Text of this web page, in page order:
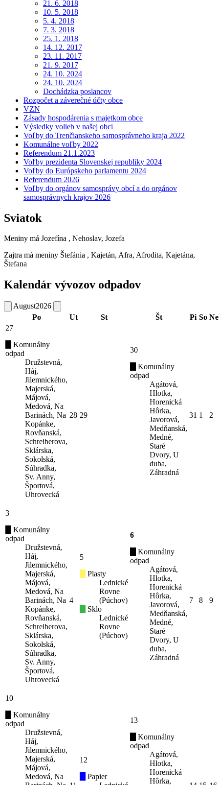
21. 6. 2018
10. 5. 2018
5. 4. 2018
7. 3. 2018
25. 1. 2018
14. 12. 2017
23. 11. 2017
21. 9. 2017
24. 10. 2024
24. 10. 2024
Dochádzka poslancov
Rozpočet a záverečné účty obce
VZN
Zásady hospodárenia s majetkom obce
Výsledky volieb v našej obci
Voľby do Trenčianskeho samosprávneho kraja 2022
Komunálne voľby 2022
Referendum 21.1.2023
Voľby prezidenta Slovenskej republiky 2024
Voľby do Európskeho parlamentu 2024
Referendum 2026
Voľby do orgánov samosprávy obcí a do orgánov
samosprávnych krajov 2026
Sviatok
Meniny má Jozefína , Nehoslav, Jozefa
Zajtra má meniny Štefánia , Kajetán, Afra, Afrodita, Kajetána,
Štefana
Kalendár vývozov odpadov
August2026
Po
Ut St Št Pi So Ne
27
Komunálny
odpad
Družstevná,
Háj,
Jilemnického,
Majerská,
Májová,
Medová, Na
Barinách, Na
Kopánke,
Rovňanská,
Schreiberova,
Sklárska,
Sokolská,
Súhradka,
Sv. Anny,
Športová,
Uhrovecká
28 29
30
Komunálny
odpad
Agátová,
Hlotka,
Horenická
Hôrka,
Javorová,
Medňanská,
Medné,
Staré
Dvory, U
duba,
Záhradná
31 1 2
3
Komunálny
odpad
Družstevná,
Háj,
Jilemnického,
Majerská,
Májová,
Medová, Na
Barinách, Na
Kopánke,
Rovňanská,
Schreiberova,
Sklárska,
Sokolská,
Súhradka,
Sv. Anny,
Športová,
Uhrovecká
4
5
Plasty
Lednické
Rovne
(Púchov)
Sklo
Lednické
Rovne
(Púchov)
6
Komunálny
odpad
Agátová,
Hlotka,
Horenická
Hôrka,
Javorová,
Medňanská,
Medné,
Staré
Dvory, U
duba,
Záhradná
7 8 9
10
Komunálny
odpad
Družstevná,
Háj,
Jilemnického,
Majerská,
Májová,
Medová, Na
12
Papier
13
Komunálny
odpad
Agátová,
Hlotka,
Horenická
Hôrka,